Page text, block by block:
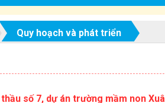
Quy hoạch và phát triển
số 7, dự án trường mầm non